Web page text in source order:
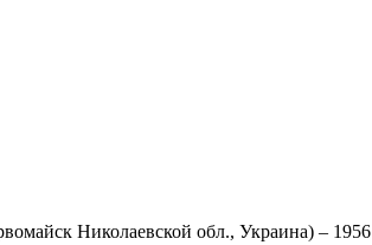
Николаевской обл., Украина) – 1956